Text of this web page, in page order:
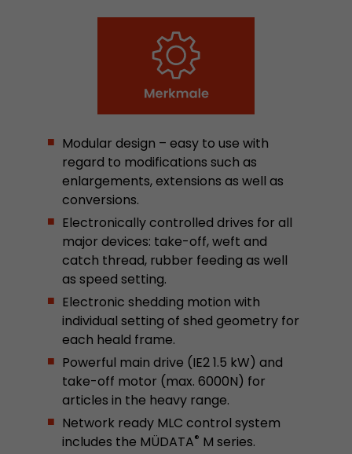
Modular design – easy to use with
regard to modifications such as
enlargements, extensions as well as
conversions.
Electronically controlled drives for all
major devices: take-off, weft and
catch thread, rubber feeding as well
as speed setting.
Electronic shedding motion with
individual setting of shed geometry for
each heald frame.
Powerful main drive (IE2 1.5 kW) and
take-off motor (max. 6000N) for
articles in the heavy range.
Network ready MLC control system
includes the MÜDATA® M series.
abgespeichert um Besucher zu tracken. In
werden eine eindeutige Besucher-ID, das
des ersten Besuches, der Zeitpunkt zu
Besuch gestartet wird sowie die Anzahl aller
eindeutiger Besucher auf der Webseite
Name __utmb
Provider www.google.com/analytics/
Laufzeit 30 min
Zweck
In diesem Cookie merkt sich Google Analytics
abgelaufen ist und wie tief sich ein Besucher
bewegt. Es speichert die Anzahl von
aktuellen Besuches und die Startzeit des
eines Besuchers.
Name __utmc
Provider www.google.com/analytics/
Laufzeit pro Sitzung